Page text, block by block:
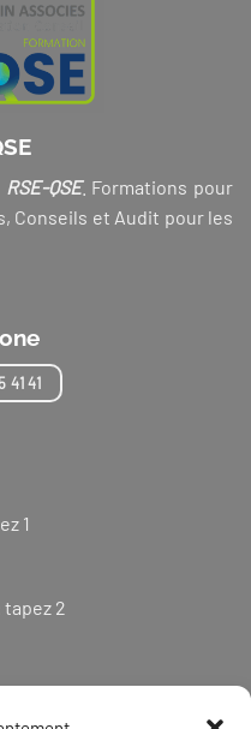
RSE-QSE. Formations pour
Conseils et Audit pour les
41 41
1
2